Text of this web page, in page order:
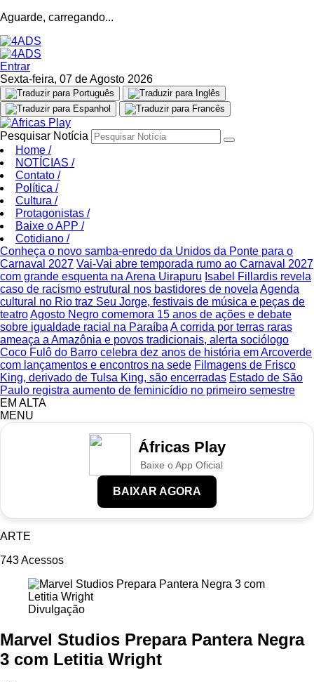
Aguarde, carregando...
Entrar
Sexta-feira, 07 de Agosto 2026
Pesquisar Notícia
Home /
NOTÍCIAS /
Contato /
Política /
Cultura /
Protagonistas /
Baixe o APP /
Cotidiano /
Conheça o novo samba-enredo da Unidos da Ponte para o
Carnaval 2027 Vai-Vai abre temporada rumo ao Carnaval 2027
com grande esquenta na Arena Uirapuru Isabel Fillardis revela
caso de racismo estrutural nos bastidores de novela Agenda
cultural no Rio traz Seu Jorge, festivais de música e peças de
teatroAgosto Negro comemora 15 anos de ações e debate
sobre igualdade racial na Paraíba A corrida por terras raras
ameaça a Amazônia e povos tradicionais, alerta sociólogo
Coco Fulô do Barro celebra dez anos de história em Arcoverde
com lançamentos e encontros na sede Filmagens de Frisco
King, derivado de Tulsa King, são encerradas Estado de São
Paulo registra aumento de feminicídio no primeiro semestre
EM ALTA
MENU
Áfricas Play
Baixe o App Oficial
BAIXAR AGORA
ARTE
743Acessos
Divulgação
Marvel Studios Prepara Pantera Negra
3 com Letitia Wright